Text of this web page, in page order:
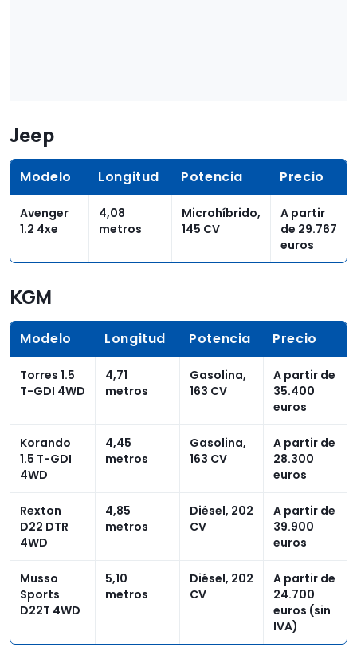
Jeep
Modelo Longitud Potencia Precio
Avenger
1.2 4xe
4,08
metros
Microhíbrido,
145 CV
A partir
de 29.767
euros
KGM
Modelo Longitud Potencia Precio
Torres 1.5
T-GDI 4WD
4,71
metros
Gasolina,
163 CV
A partir de
35.400
euros
Korando
1.5 T-GDI
4WD
4,45
metros
Gasolina,
163 CV
A partir de
28.300
euros
Rexton
D22 DTR
4WD
4,85
metros
Diésel, 202
CV
A partir de
39.900
euros
Musso
Sports
D22T 4WD
5,10
metros
Diésel, 202
CV
A partir de
24.700
euros (sin
IVA)